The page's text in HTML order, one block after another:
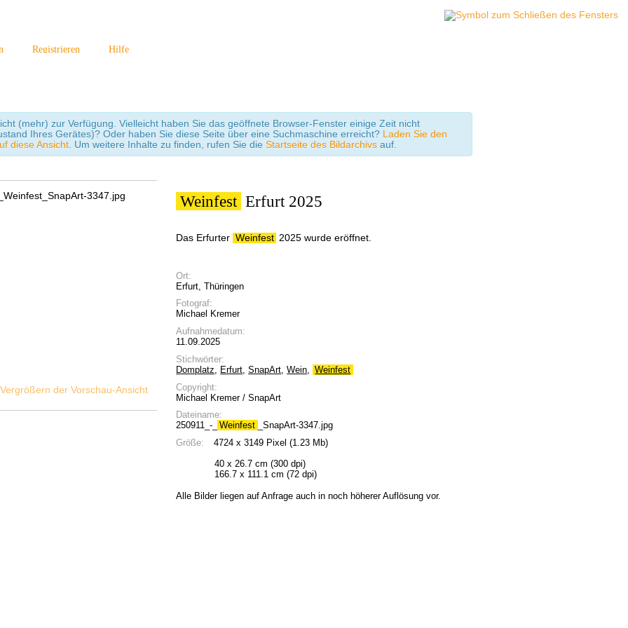
Registrieren Hilfe
(mehr) zur Verfügung. Vielleicht haben Sie das geöffnete Browser-Fenster einige Zeit nicht
Ihres Gerätes)? Oder haben Sie diese Seite über eine Suchmaschine erreicht? Laden Sie den
diese Ansicht. Um weitere Inhalte zu finden, rufen Sie die Startseite des Bildarchivs auf.
Weinfest Erfurt 2025
Das Erfurter Weinfest 2025 wurde eröffnet.
Ort:
Erfurt, Thüringen
Fotograf:
Michael Kremer
Aufnahmedatum:
11.09.2025
Stichwörter:
Domplatz
Erfurt ,SnapArt ,Wein
Weinfest
Copyright:
Michael Kremer / SnapArt
Dateiname:
250911_-_
Weinfest
_SnapArt-3347.jpg
Größe:
4724 x 3149 Pixel (1.23 Mb)
40 x 26.7 cm (300 dpi)
166.7 x 111.1 cm (72 dpi)
Alle Bilder liegen auf Anfrage auch in noch höherer Auflösung vor.